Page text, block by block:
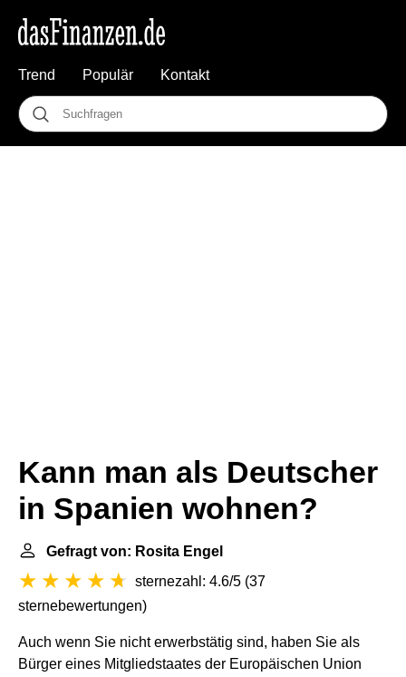
Trend Populär Kontakt
Kann man als Deutscher
in Spanien wohnen?
Gefragt von: Rosita Engel
sternezahl: 4.6/5 (37
sternebewertungen)
Auch wenn Sie nicht erwerbstätig sind, haben Sie als
Bürger eines Mitgliedstaates der Europäischen Union